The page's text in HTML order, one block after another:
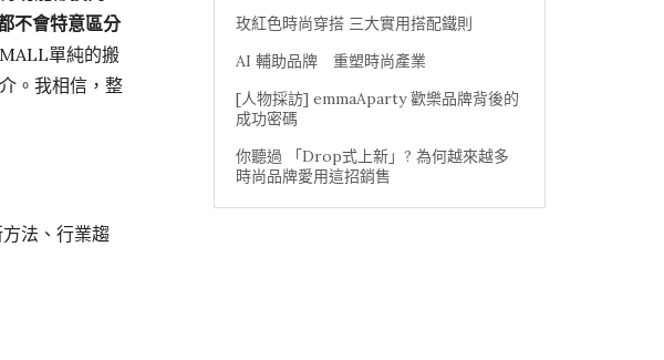
不會特意區分
單純的搬
。我相信，整
法、行業趨
玫紅色時尚穿搭 三大實用搭配鐵則
AI 輔助品牌 重塑時尚產業
[人物採訪] emmaAparty 歡樂品牌背後的
成功密碼
你聽過 「Drop式上新」? 為何越來越多
時尚品牌愛用這招銷售